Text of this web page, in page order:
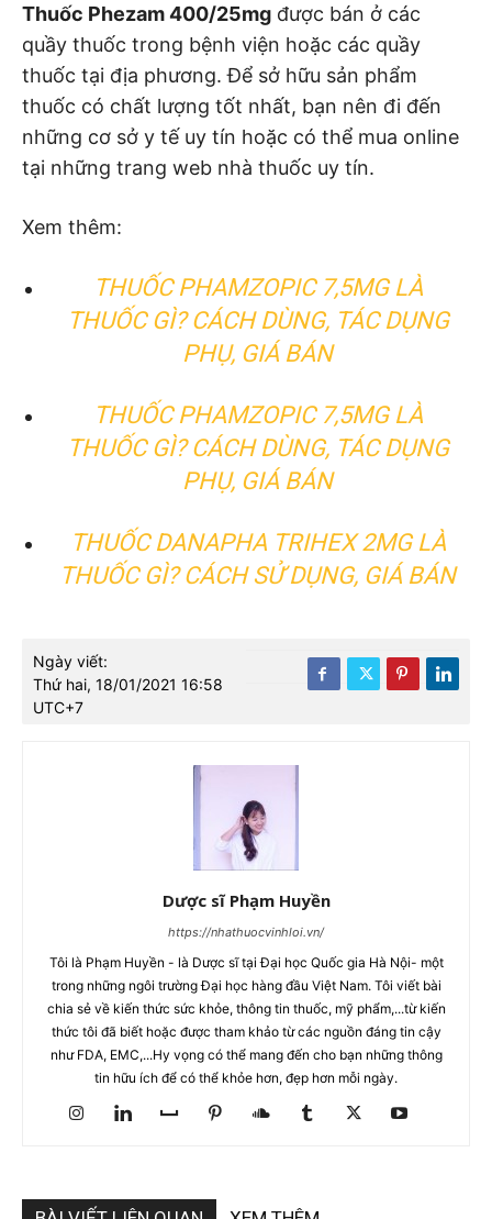
Thuốc Phezam 400/25mg được bán ở các
quầy thuốc trong bệnh viện hoặc các quầy
thuốc tại địa phương. Để sở hữu sản phẩm
thuốc có chất lượng tốt nhất, bạn nên đi đến
những cơ sở y tế uy tín hoặc có thể mua online
tại những trang web nhà thuốc uy tín.
Xem thêm:
THUỐC PHAMZOPIC 7,5MG LÀ
THUỐC GÌ? CÁCH DÙNG, TÁC DỤNG
PHỤ, GIÁ BÁN
THUỐC PHAMZOPIC 7,5MG LÀ
THUỐC GÌ? CÁCH DÙNG, TÁC DỤNG
PHỤ, GIÁ BÁN
THUỐC DANAPHA TRIHEX 2MG LÀ
THUỐC GÌ? CÁCH SỬ DỤNG, GIÁ BÁN
Ngày viết:
Thứ hai, 18/01/2021 16:58
UTC+7
Dược sĩ Phạm Huyền
https://nhathuocvinhloi.vn/
Tôi là Phạm Huyền - là Dược sĩ tại Đại học Quốc gia Hà Nội- một
trong những ngôi trường Đại học hàng đầu Việt Nam. Tôi viết bài
chia sẻ về kiến thức sức khỏe, thông tin thuốc, mỹ phẩm,...từ kiến
thức tôi đã biết hoặc được tham khảo từ các nguồn đáng tin cậy
như FDA, EMC,...Hy vọng có thể mang đến cho bạn những thông
tin hữu ích để có thể khỏe hơn, đẹp hơn mỗi ngày.